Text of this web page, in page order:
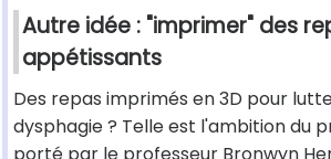
Autre idée : "imprimer" des
appétissants
Des repas imprimés en 3D pour
dysphagie ? Telle est l'ambition du